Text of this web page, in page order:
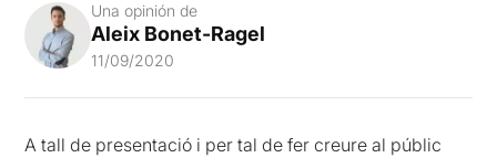
Una opinión de
Aleix Bonet-Ragel
11/09/2020
A tall de presentació i per tal de fer creure al públic